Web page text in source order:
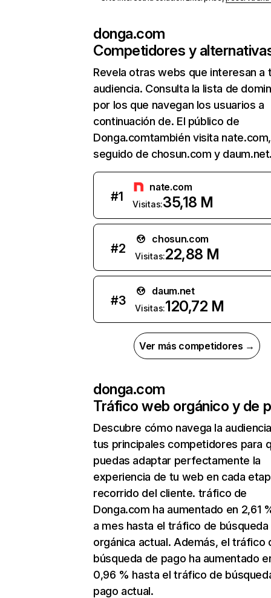
donga.com
Competidores y
Revela otras webs que interesan a
audiencia. Consulta la lista de
por los que navegan los usuarios a
continuación de. El público de
Donga.comtambién visita nate.com,
seguido de chosun.com y
#1
nate.com
Visitas:35,18 M
#2
chosun.com
Visitas:22,88 M
#3
daum.net
Visitas:120,72 M
Ver más competidores →
donga.com
Tráfico web orgánico y de
Descubre cómo navega la
tus principales competidores para
puedas adaptar perfectamente la
experiencia de tu web en cada
recorrido del cliente. tráfico de
Donga.com ha aumentado en 2,61
a mes hasta el tráfico de búsqueda
orgánica actual. Además, el tráfico
búsqueda de pago ha aumentado
0,96 % hasta el tráfico de
pago actual.